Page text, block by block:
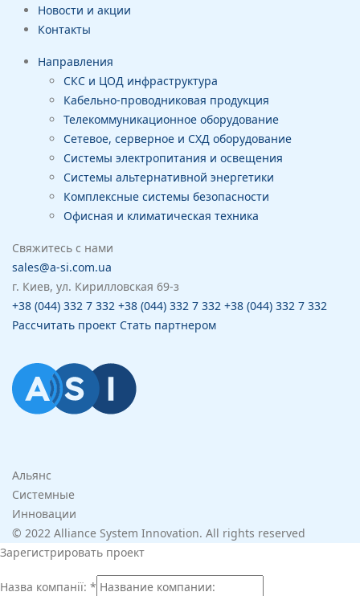
Новости и акции
Контакты
Направления
СКС и ЦОД инфраструктура
Кабельно-проводниковая продукция
Телекоммуникационное оборудование
Сетевое, серверное и СХД оборудование
Системы электропитания и освещения
Системы альтернативной энергетики
Комплексные системы безопасности
Офисная и климатическая техника
Свяжитесь с нами
sales@a-si.com.ua
г. Киев, ул. Кирилловская 69-з
+38 (044) 332 7 332 +38 (044) 332 7 332 +38 (044) 332 7 332
Рассчитать проект Стать партнером
Альянс
Системные
Инновации
© 2022 Alliance System Innovation. All rights reserved
Зарегистрировать проект
Назва компанії: *